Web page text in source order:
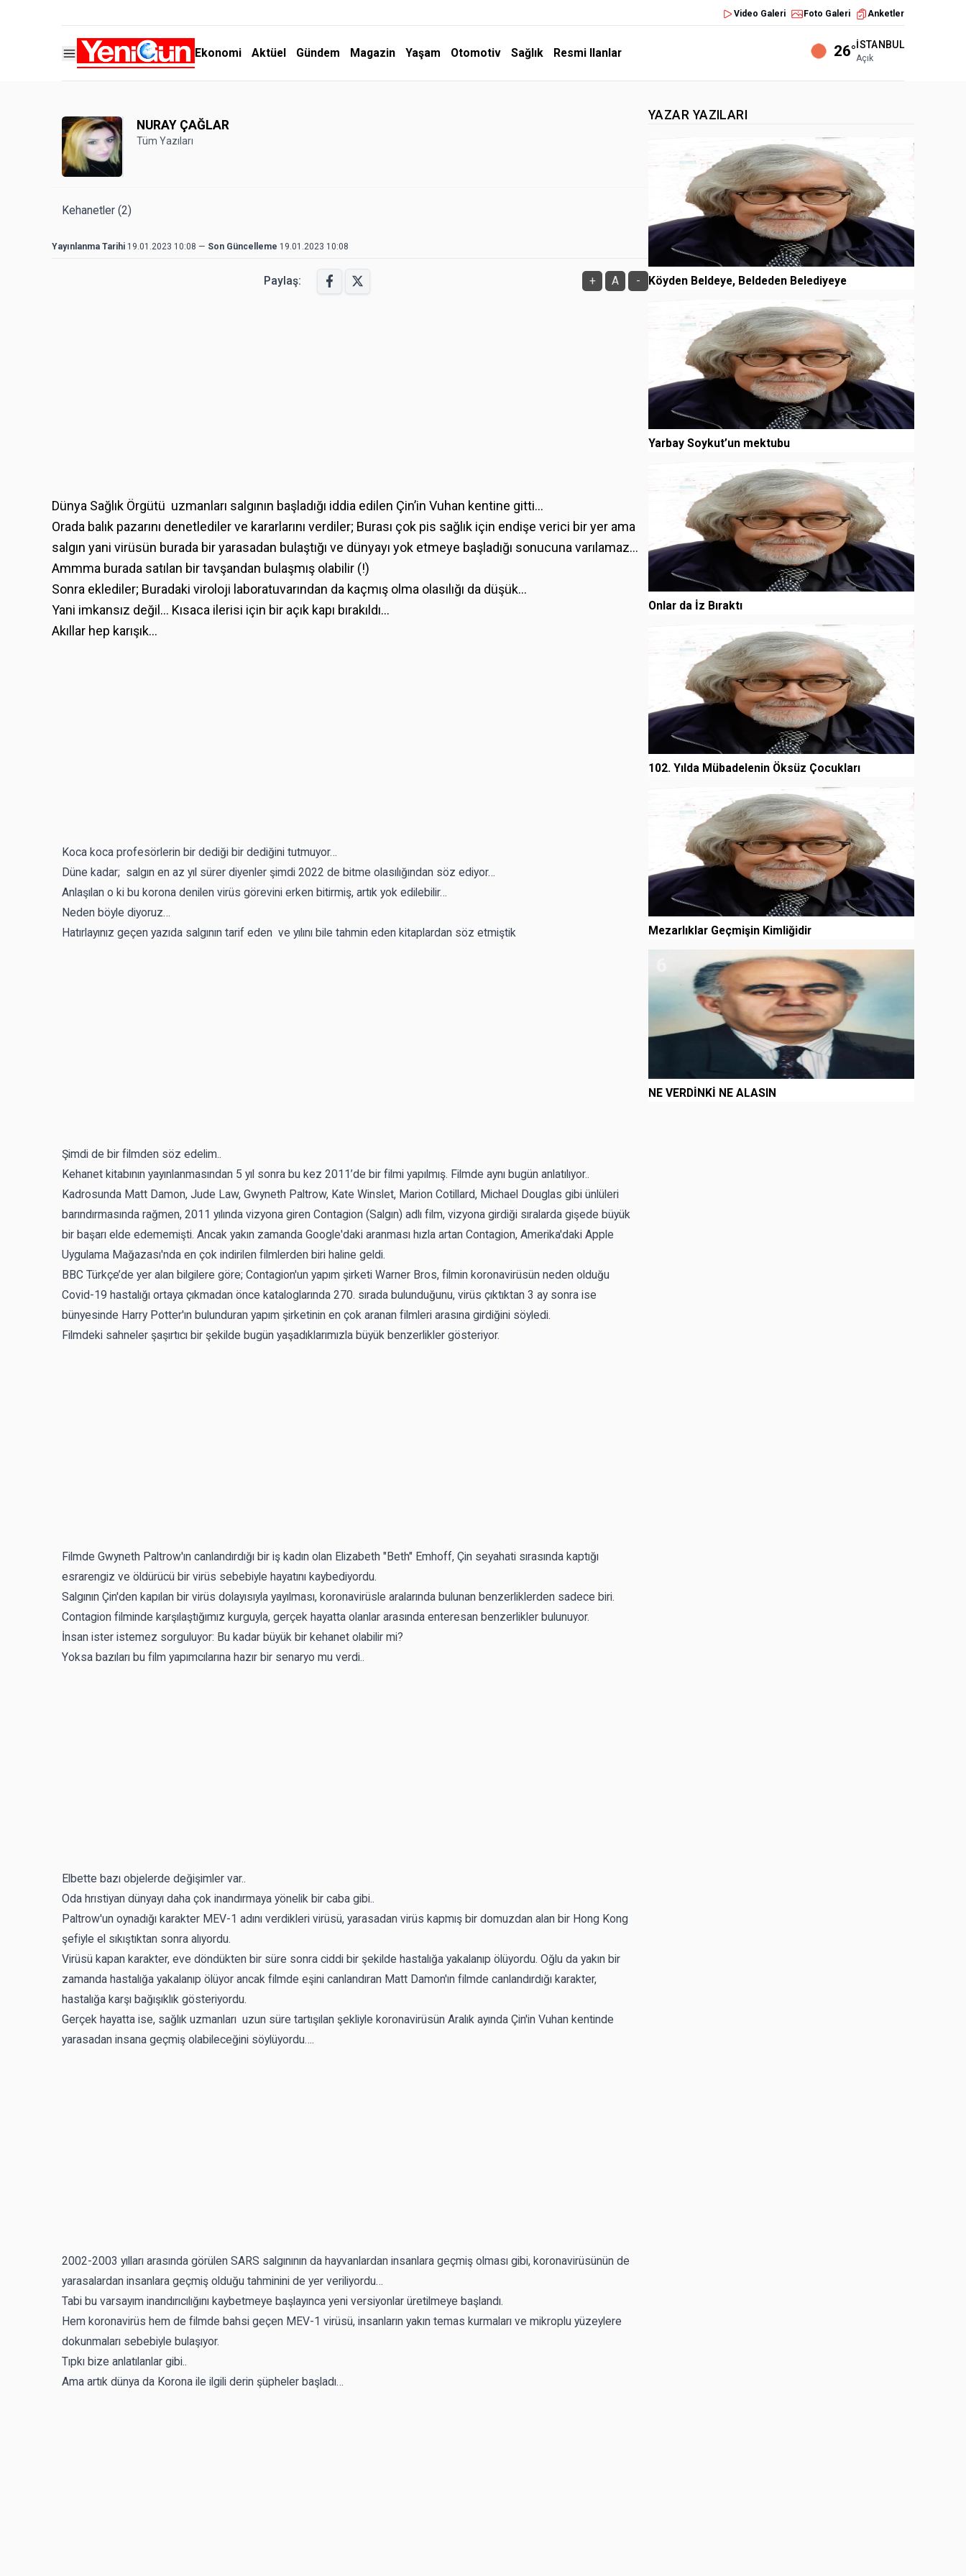
Video Galeri Foto Galeri Anketler
Ekonomi Aktüel Gündem Magazin Yaşam Otomotiv Sağlık Resmi Ilanlar 26°İSTANBUL
Açık
NURAY ÇAĞLAR
Tüm Yazıları
Kehanetler (2)
Yayınlanma Tarihi 19.01.2023 10:08 — Son Güncelleme 19.01.2023 10:08
Paylaş: + A -
Dünya Sağlık Örgütü uzmanları salgının başladığı iddia edilen Çin’in Vuhan kentine gitti…
Orada balık pazarını denetlediler ve kararlarını verdiler; Burası çok pis sağlık için endişe verici bir yer ama
salgın yani virüsün burada bir yarasadan bulaştığı ve dünyayı yok etmeye başladığı sonucuna varılamaz…
Ammma burada satılan bir tavşandan bulaşmış olabilir (!)
Sonra eklediler; Buradaki viroloji laboratuvarından da kaçmış olma olasılığı da düşük…
Yani imkansız değil… Kısaca ilerisi için bir açık kapı bırakıldı…
Akıllar hep karışık…
Koca koca profesörlerin bir dediği bir dediğini tutmuyor…
Düne kadar; salgın en az yıl sürer diyenler şimdi 2022 de bitme olasılığından söz ediyor…
Anlaşılan o ki bu korona denilen virüs görevini erken bitirmiş, artık yok edilebilir…
Neden böyle diyoruz…
Hatırlayınız geçen yazıda salgının tarif eden ve yılını bile tahmin eden kitaplardan söz etmiştik
Şimdi de bir filmden söz edelim..
Kehanet kitabının yayınlanmasından 5 yıl sonra bu kez 2011’de bir filmi yapılmış. Filmde aynı bugün anlatılıyor..
Kadrosunda Matt Damon, Jude Law, Gwyneth Paltrow, Kate Winslet, Marion Cotillard, Michael Douglas gibi ünlüleri
barındırmasında rağmen, 2011 yılında vizyona giren Contagion (Salgın) adlı film, vizyona girdiği sıralarda gişede büyük
bir başarı elde edememişti. Ancak yakın zamanda Google'daki aranması hızla artan Contagion, Amerika'daki Apple
Uygulama Mağazası'nda en çok indirilen filmlerden biri haline geldi.
BBC Türkçe’de yer alan bilgilere göre; Contagion'un yapım şirketi Warner Bros, filmin koronavirüsün neden olduğu
Covid-19 hastalığı ortaya çıkmadan önce kataloglarında 270. sırada bulunduğunu, virüs çıktıktan 3 ay sonra ise
bünyesinde Harry Potter'ın bulunduran yapım şirketinin en çok aranan filmleri arasına girdiğini söyledi.
Filmdeki sahneler şaşırtıcı bir şekilde bugün yaşadıklarımızla büyük benzerlikler gösteriyor.
Filmde Gwyneth Paltrow'ın canlandırdığı bir iş kadın olan Elizabeth "Beth" Emhoff, Çin seyahati sırasında kaptığı
esrarengiz ve öldürücü bir virüs sebebiyle hayatını kaybediyordu.
Salgının Çin'den kapılan bir virüs dolayısıyla yayılması, koronavirüsle aralarında bulunan benzerliklerden sadece biri.
Contagion filminde karşılaştığımız kurguyla, gerçek hayatta olanlar arasında enteresan benzerlikler bulunuyor.
İnsan ister istemez sorguluyor: Bu kadar büyük bir kehanet olabilir mi?
Yoksa bazıları bu film yapımcılarına hazır bir senaryo mu verdi..
Elbette bazı objelerde değişimler var..
Oda hrıstiyan dünyayı daha çok inandırmaya yönelik bir caba gibi..
Paltrow'un oynadığı karakter MEV-1 adını verdikleri virüsü, yarasadan virüs kapmış bir domuzdan alan bir Hong Kong
şefiyle el sıkıştıktan sonra alıyordu.
Virüsü kapan karakter, eve döndükten bir süre sonra ciddi bir şekilde hastalığa yakalanıp ölüyordu. Oğlu da yakın bir
zamanda hastalığa yakalanıp ölüyor ancak filmde eşini canlandıran Matt Damon'ın filmde canlandırdığı karakter,
hastalığa karşı bağışıklık gösteriyordu.
Gerçek hayatta ise, sağlık uzmanları uzun süre tartışılan şekliyle koronavirüsün Aralık ayında Çin'in Vuhan kentinde
yarasadan insana geçmiş olabileceğini söylüyordu….
2002-2003 yılları arasında görülen SARS salgınının da hayvanlardan insanlara geçmiş olması gibi, koronavirüsünün de
yarasalardan insanlara geçmiş olduğu tahminini de yer veriliyordu…
Tabi bu varsayım inandırıcılığını kaybetmeye başlayınca yeni versiyonlar üretilmeye başlandı.
Hem koronavirüs hem de filmde bahsi geçen MEV-1 virüsü, insanların yakın temas kurmaları ve mikroplu yüzeylere
dokunmaları sebebiyle bulaşıyor.
Tıpkı bize anlatılanlar gibi..
Ama artık dünya da Korona ile ilgili derin şüpheler başladı…
YAZAR YAZILARI
Köyden Beldeye, Beldeden Belediyeye
Yarbay Soykut’un mektubu
Onlar da İz Bıraktı
102. Yılda Mübadelenin Öksüz Çocukları
Mezarlıklar Geçmişin Kimliğidir
NE VERDİNKİ NE ALASIN